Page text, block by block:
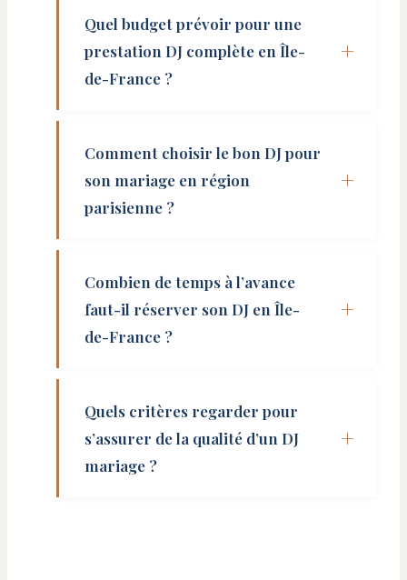
Quel budget prévoir pour une
prestation DJ complète en Île-
de-France ?
Comment choisir le bon DJ pour
son mariage en région
parisienne ?
Combien de temps à l’avance
faut-il réserver son DJ en Île-
de-France ?
Quels critères regarder pour
s’assurer de la qualité d’un DJ
mariage ?